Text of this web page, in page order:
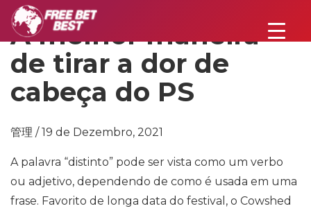
A melhor maneira
de tirar a dor de
cabeça do PS
管理 / 19 de Dezembro, 2021
A palavra “distinto” pode ser vista como um verbo
ou adjetivo, dependendo de como é usada em uma
frase. Favorito de longa data do festival, o Cowshed